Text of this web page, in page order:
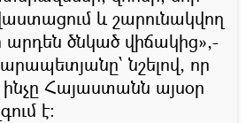
և շարունակվող
արդեն ծնկած վիճակից»,-
նշելով, որ
Հայաստանն այսօր
է։